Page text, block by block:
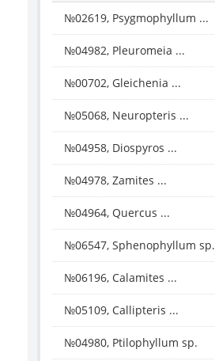
№02619, Psygmophyllum ...
№04982, Pleuromeia ...
№00702, Gleichenia ...
№05068, Neuropteris ...
№04958, Diospyros ...
№04978, Zamites ...
№04964, Quercus ...
№06547, Sphenophyllum sp.
№06196, Calamites ...
№05109, Callipteris ...
№04980, Ptilophyllum sp.